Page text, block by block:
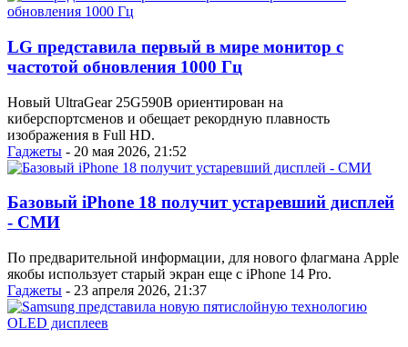
LG представила первый в мире монитор с
частотой обновления 1000 Гц
Новый UltraGear 25G590B ориентирован на
киберспортсменов и обещает рекордную плавность
изображения в Full HD.
Гаджеты - 20 мая 2026, 21:52
Базовый iPhone 18 получит устаревший дисплей
- СМИ
По предварительной информации, для нового флагмана Apple
якобы использует старый экран еще с iPhone 14 Pro.
Гаджеты - 23 апреля 2026, 21:37